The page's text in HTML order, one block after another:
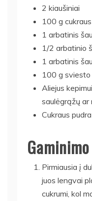
2 kiaušiniai
100 g cukraus
1 arbatinis
1/2 arbatinio
1 arbatinis
100 g sviesto
Aliejus
saulėgrąžų ar
Cukraus
Pirmiausia į
juos lengvai
cukrumi, kol